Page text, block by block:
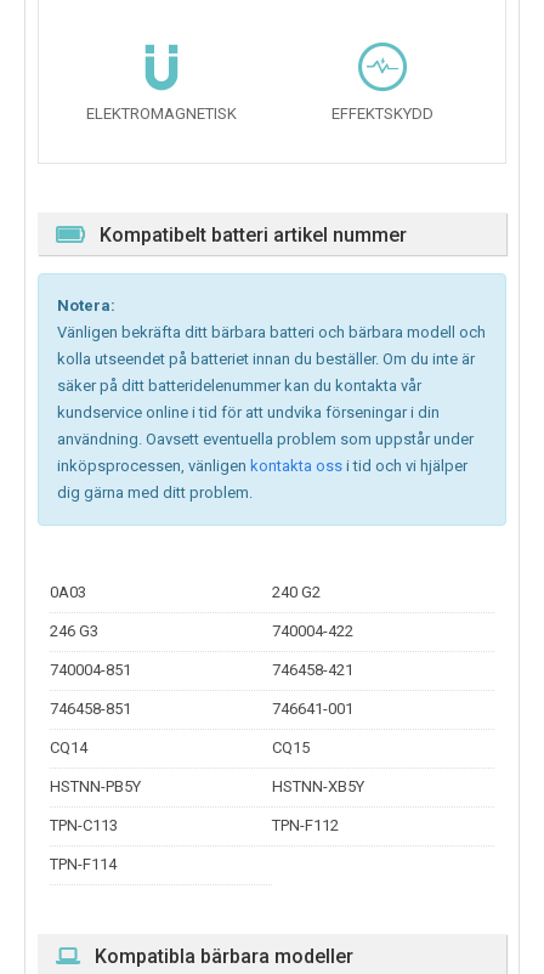
ELEKTROMAGNETISK EFFEKTSKYDD
Kompatibelt batteri artikel nummer
Notera:
Vänligen bekräfta ditt bärbara batteri och bärbara modell och
kolla utseendet på batteriet innan du beställer. Om du inte är
säker på ditt batteridelenummer kan du kontakta vår
kundservice online i tid för att undvika förseningar i din
användning. Oavsett eventuella problem som uppstår under
inköpsprocessen, vänligen kontakta oss i tid och vi hjälper
dig gärna med ditt problem.
0A03 240 G2
246 G3 740004-422
740004-851 746458-421
746458-851 746641-001
CQ14 CQ15
HSTNN-PB5Y HSTNN-XB5Y
TPN-C113 TPN-F112
TPN-F114
Kompatibla bärbara modeller